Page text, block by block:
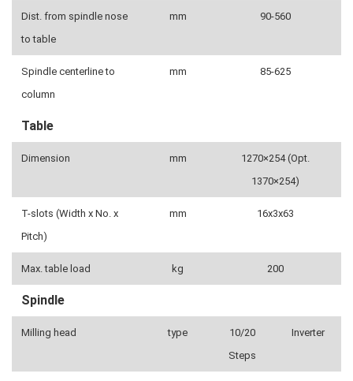
Dist. from spindle nose
to table
mm 90-560
Spindle centerline to
column
mm 85-625
Table
Dimension mm
1270×254 (Opt.
1370×254)
T-slots (Width x No. x
Pitch)
mm 16x3x63
Max. table load kg 200
Spindle
Milling head type
10/20
Steps
Inverter